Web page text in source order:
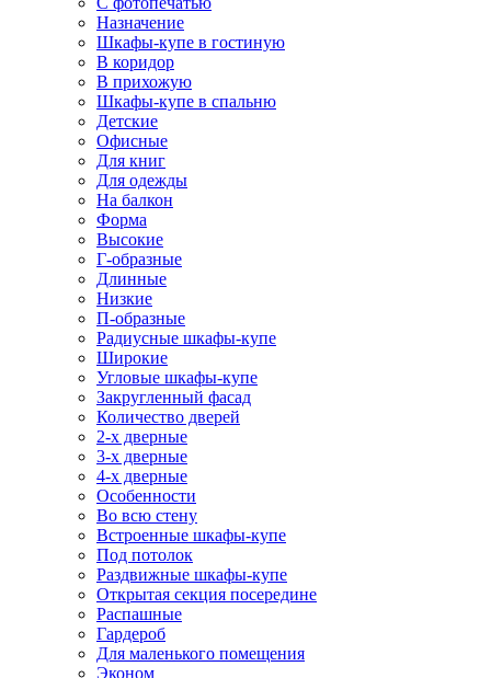
Назначение
Шкафы-купе в гостиную
В коридор
В прихожую
Шкафы-купе в спальню
Детские
Офисные
Для книг
Для одежды
На балкон
Форма
Высокие
Г-образные
Длинные
Низкие
П-образные
Радиусные шкафы-купе
Широкие
Угловые шкафы-купе
Закругленный фасад
Количество дверей
2-х дверные
3-х дверные
4-х дверные
Особенности
Во всю стену
Встроенные шкафы-купе
Под потолок
Раздвижные шкафы-купе
Открытая секция посередине
Распашные
Гардероб
Для маленького помещения
Эконом